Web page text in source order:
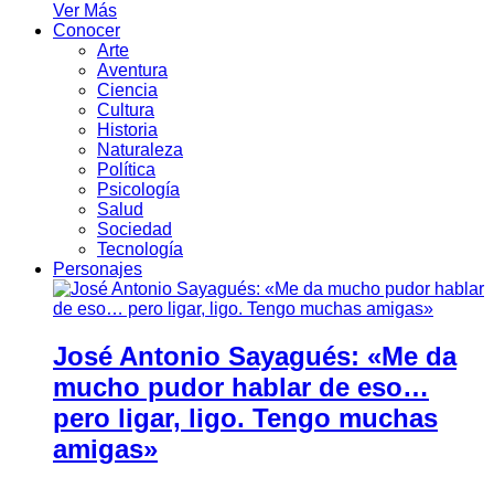
Ver Más
Conocer
Arte
Aventura
Ciencia
Cultura
Historia
Naturaleza
Política
Psicología
Salud
Sociedad
Tecnología
Personajes
José Antonio Sayagués: «Me da
mucho pudor hablar de eso…
pero ligar, ligo. Tengo muchas
amigas»